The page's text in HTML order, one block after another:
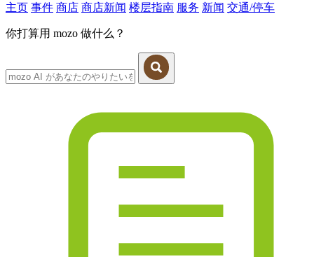
主页 事件 商店 商店新闻 楼层指南 服务 新闻 交通/停车
你打算用 mozo 做什么？